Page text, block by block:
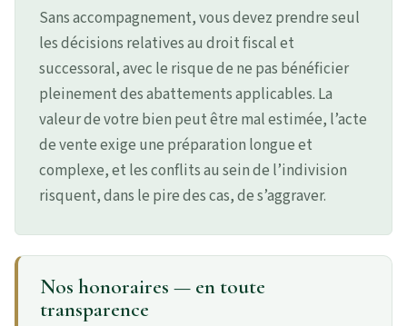
Sans accompagnement, vous devez prendre seul
les décisions relatives au droit fiscal et
successoral, avec le risque de ne pas bénéficier
pleinement des abattements applicables. La
valeur de votre bien peut être mal estimée, l’acte
de vente exige une préparation longue et
complexe, et les conflits au sein de l’indivision
risquent, dans le pire des cas, de s’aggraver.
Nos honoraires — en toute
transparence